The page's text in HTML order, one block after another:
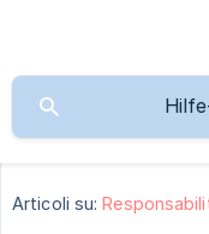
Articoli su: